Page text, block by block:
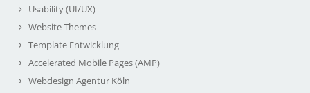
Usability (UI/UX)
Website Themes
Template Entwicklung
Accelerated Mobile Pages (AMP)
Webdesign Agentur Köln